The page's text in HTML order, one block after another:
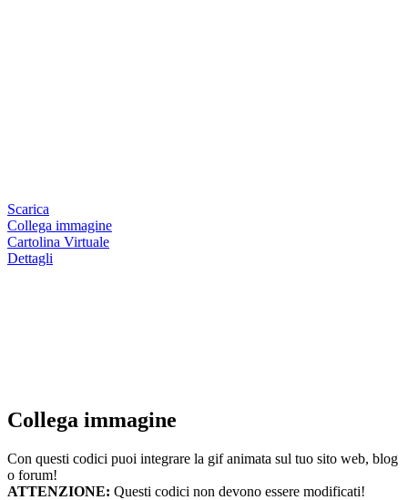
Scarica
Collega immagine
Cartolina Virtuale
Dettagli
Collega immagine
Con questi codici puoi integrare la gif animata sul tuo sito web, blog
o forum!
ATTENZIONE: Questi codici non devono essere modificati!